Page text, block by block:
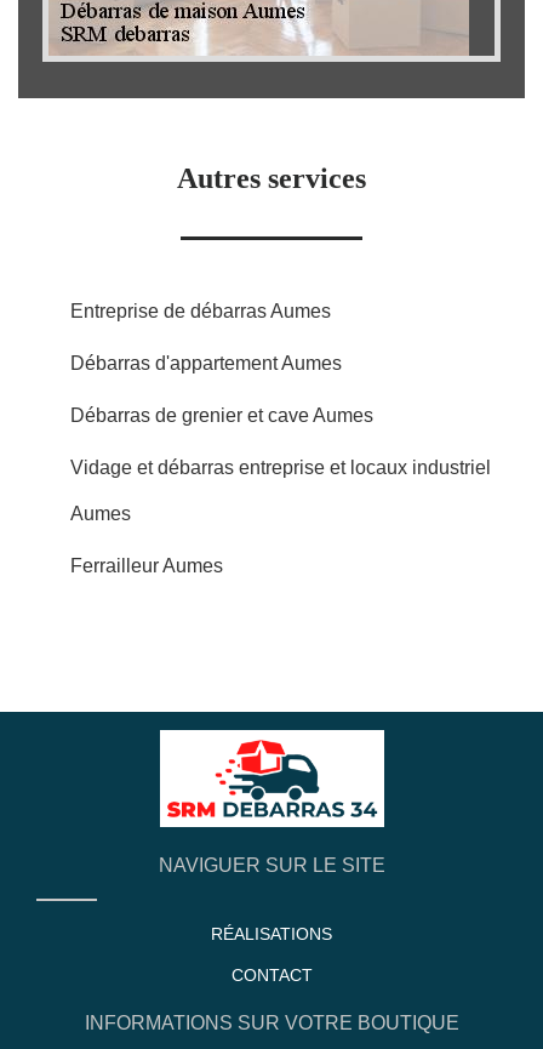
Autres services
Entreprise de débarras Aumes
Débarras d'appartement Aumes
Débarras de grenier et cave Aumes
Vidage et débarras entreprise et locaux industriel
Aumes
Ferrailleur Aumes
NAVIGUER SUR LE SITE
RÉALISATIONS
CONTACT
INFORMATIONS SUR VOTRE BOUTIQUE